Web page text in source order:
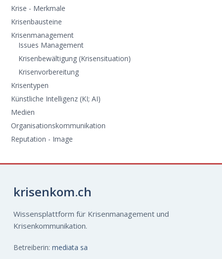
Krise - Merkmale
Krisenbausteine
Krisenmanagement
Issues Management
Krisenbewältigung (Krisensituation)
Krisenvorbereitung
Krisentypen
Künstliche Intelligenz (KI; AI)
Medien
Organisationskommunikation
Reputation - Image
krisenkom.ch
Wissensplattform für Krisenmanagement und
Krisenkommunikation.
Betreiberin: mediata sa